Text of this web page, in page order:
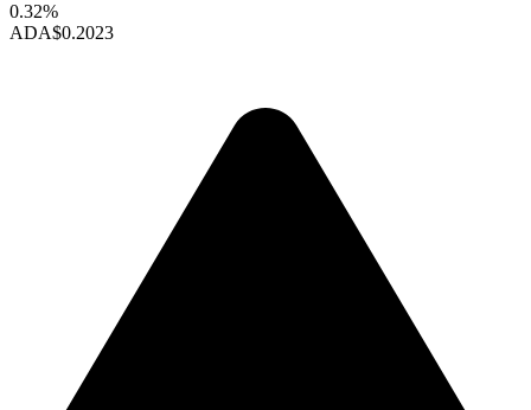
0.32%
ADA$0.2023